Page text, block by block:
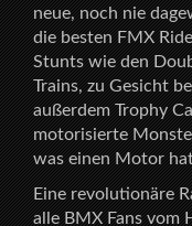
neue, noch nie
die besten FMX
Stunts wie den
Trains, zu Gesicht
außerdem Trophy
motorisierte
was einen Motor
Eine revolutionäre
alle BMX Fans vom